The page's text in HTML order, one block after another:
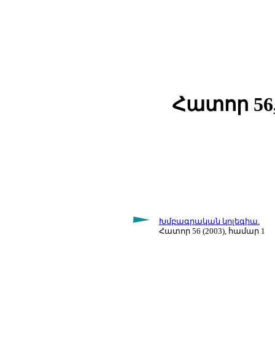
Հատոր
Խմբագրական կոլեգիա.
Հատոր 56 (2003), համար 1